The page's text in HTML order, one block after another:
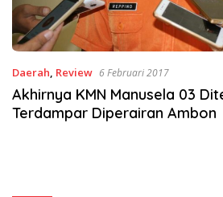
Daerah, Review 6 Februari 2017
Akhirnya KMN Manusela 03
Terdampar Diperairan Ambon